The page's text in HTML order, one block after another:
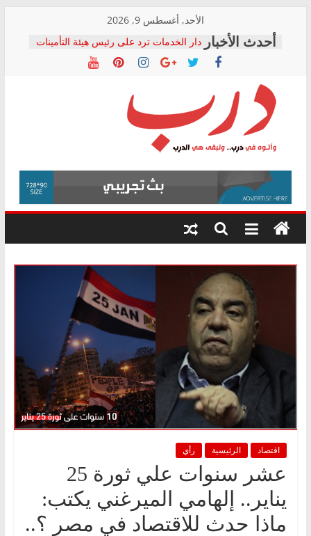
content
الأحد, أغسطس 9, 2026
دار الخدمات ترد على رئيس هيئة التأمينات
بعد مؤتمره الصحفي: إنكار الأزمة لا ينهي
معاناة أصحاب المعاشات.. ونطالب بكشف
فرحات سليمان يكتب: القطاع الصحي إلى
أين؟
حزب التحالف الشعبي يطلق لجنة “الحق
في الصحة” بالإسكندرية لرصد الانتهاكات
ودعم المرضى
الوزاري لمدينة الصحفيين.. وانتهاء أعمال
إنشاء المبنى الإداري
المجلس القومي لحقوق الإنسان يعلن
متابعة قضية الدكتور محمد زهران.. ويؤكد:
قرينة البراءة وضمانات المحاكمة العادلة
درب
وأتوه
درب..
وتبقى
هي
اقتصاد الرئيسية رأي
عشر سنوات علي ثورة 25
يناير.. إلهامي الميرغني يكتب:
ماذا حدث للاقتصاد في مصر ؟..